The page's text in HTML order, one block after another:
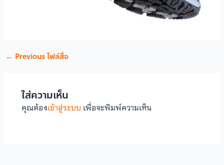
← Previous ไฟล์สื่อ
ใส่ความเห็น
คุณต้องเข้าสู่ระบบ เพื่อจะพิมพ์ความเห็น